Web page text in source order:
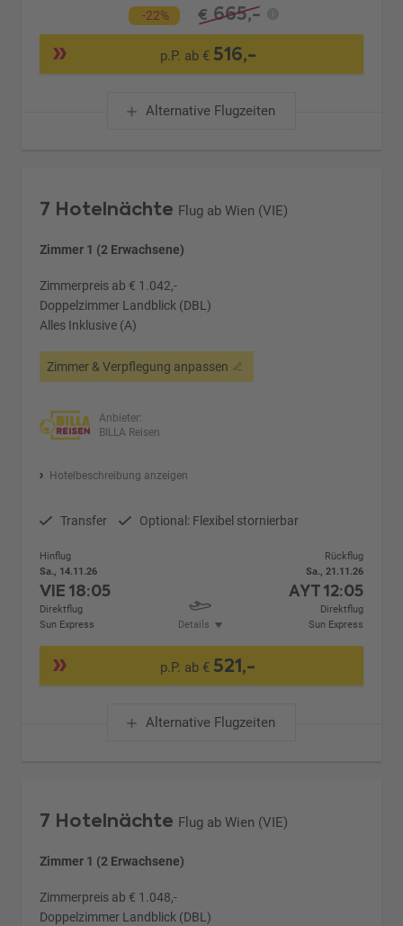
-22% € 665,-
p.P. ab € 516,-
Alternative Flugzeiten
7 Hotelnächte Flug ab Wien (VIE)
Zimmer 1 (2 Erwachsene)
Zimmerpreis ab € 1.042,-
Doppelzimmer Landblick (DBL)
Alles Inklusive (A)
Zimmer & Verpflegung anpassen
Anbieter:
BILLA Reisen
Hotelbeschreibung anzeigen
Transfer Optional: Flexibel stornierbar
Hinflug
Sa., 14.11.26
VIE18:05
Direktflug
Sun Express
Details
Rückflug
Sa., 21.11.26
AYT12:05
Direktflug
Sun Express
p.P. ab € 521,-
Alternative Flugzeiten
7 Hotelnächte Flug ab Wien (VIE)
Zimmer 1 (2 Erwachsene)
Zimmerpreis ab € 1.048,-
Doppelzimmer Landblick (DBL)